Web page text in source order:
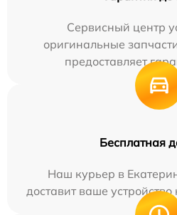
Сервисный центр
оригинальные
предоставляет
Бесплатная
Наш курьер в
доставит ваше